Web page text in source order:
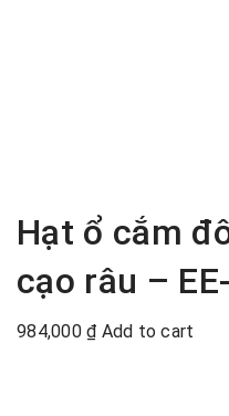
Hạt ổ cắm
cạo râu –
984,000 ₫ Add to cart